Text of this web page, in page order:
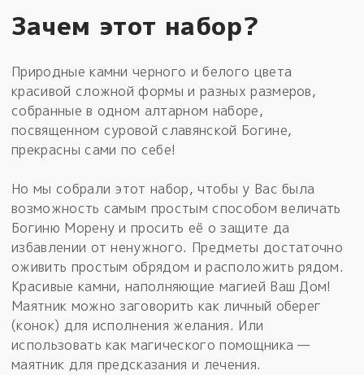
Зачем этот набор?
Природные камни черного и белого цвета
красивой сложной формы и разных размеров,
собранные в одном алтарном наборе,
посвященном суровой славянской Богине,
прекрасны сами по себе!
Но мы собрали этот набор, чтобы у Вас была
возможность самым простым способом величать
Богиню Морену и просить её о защите да
избавлении от ненужного. Предметы достаточно
оживить простым обрядом и расположить рядом.
Красивые камни, наполняющие магией Ваш Дом!
Маятник можно заговорить как личный оберег
(конок) для исполнения желания. Или
использовать как магического помощника —
маятник для предсказания и лечения.